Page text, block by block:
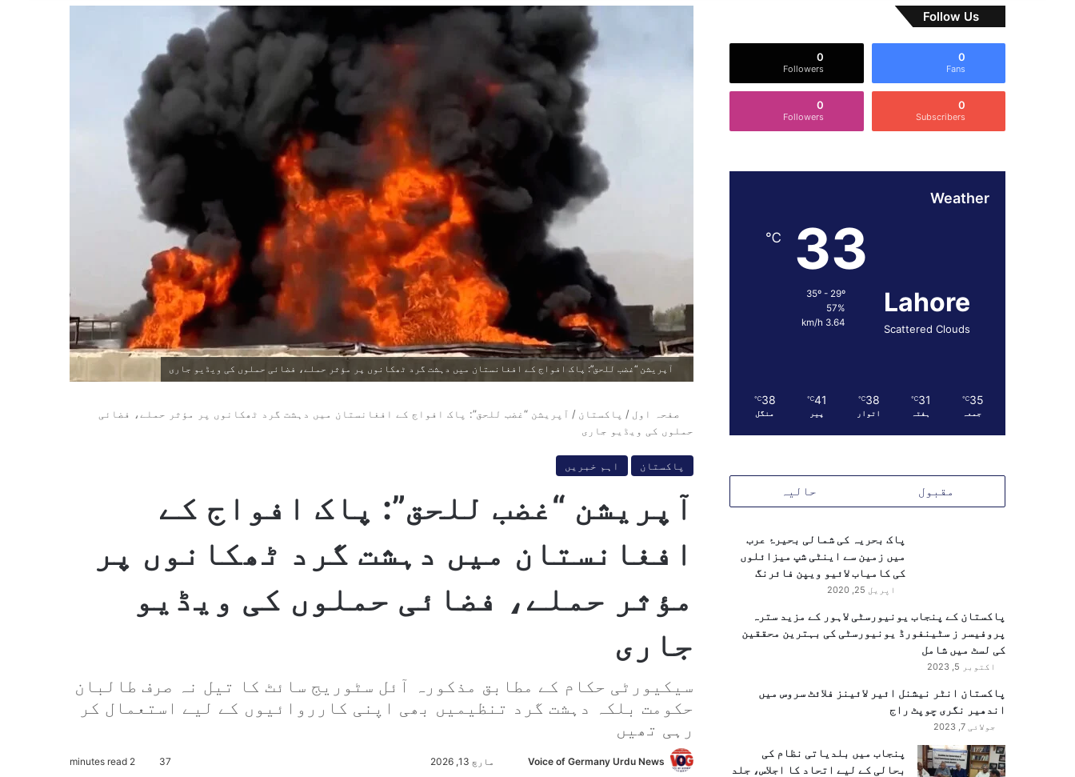
آپریشن “غضب للحق”: پاک افواج کے افغانستان میں دہشت گرد ٹھکانوں پر مؤثر حملے، فضائی حملوں کی ویڈیو جاری
صفحہ اول / پاکستان / آپریشن “غضب للحق”: پاک افواج کے افغانستان میں دہشت گرد ٹھکانوں پر مؤثر حملے، فضائی
حملوں کی ویڈیو جاری
پاکستان اہم خبریں
آپریشن “غضب للحق”: پاک افواج کے
افغانستان میں دہشت گرد ٹھکانوں پر
مؤثر حملے، فضائی حملوں کی ویڈیو
جاری
سیکیورٹی حکام کے مطابق مذکورہ آئل سٹوریج سائٹ کا تیل نہ صرف طالبان
حکومت بلکہ دہشت گرد تنظیمیں بھی اپنی کارروائیوں کے لیے استعمال کر
رہی تھیں
Voice of Germany Urdu News مارچ 13, 2026 37
Follow Us
0
Fans
0
Followers
0
Subscribers
0
Followers
Weather
Lahore
Scattered Clouds
33
℃
35º - 29º
57%
3.64 km/h
35
℃
جمعہ
31
℃
ہفتہ
38
℃
اتوار
41
℃
پیر
38
℃
منگل
مقبول حالیہ
پاک بحریہ کی شمالی بحیرۂ عرب
میں زمین سے اینٹی شپ میزائلوں
کی کامیاب لائیو ویپن فائرنگ
اپریل 25, 2020
پاکستان کے پنجاب یونیورسٹی لاہور کے مزید سترہ
پروفیسر ز سٹینفورڈ یونیورسٹی کی بہترین محققین
کی لسٹ میں شامل
اکتوبر 5, 2023
پاکستان انٹر نیشنل ائیر لائینز فلائٹ سروس میں
اندھیر نگری چوپٹ راج
جولائی 7, 2023
پنجاب میں بلدیاتی نظام کی
بحالی کے لیے اتحاد کا اجلاس، جلد